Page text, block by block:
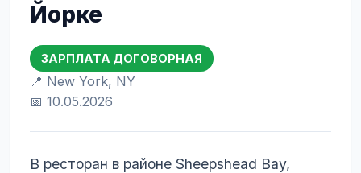
Йорке
ЗАРПЛАТА ДОГОВОРНАЯ
📍 New York, NY
📅 10.05.2026
В ресторан в районе Sheepshead Bay,